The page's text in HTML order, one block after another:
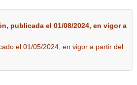
publicada el 01/08/2024, en vigor a
el 01/05/2024, en vigor a partir del